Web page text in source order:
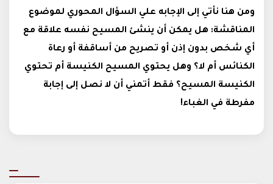
ومن هنا نأتي إلى الإجابه علي السؤال المحوري لموضوع
المناقشة: هل يمكن أن ينشئ المسيح نفسه علاقة مع
أي شخص بدون إذن أو تصريح من أساقفة أو رعاة
الكنائس أم لا؟ وهل يحتوي المسيح الكنيسة أم تحتوي
الكنيسة المسيح؟ فقط أتمني أن لا نصل إلى إجابة
مفرطة في الغباء!